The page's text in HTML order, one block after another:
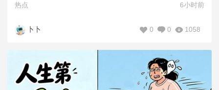
热点 6小时前
卜卜 1058
0
0